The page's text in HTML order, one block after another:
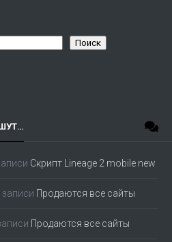
Поиск
Скрипт Lineage 2 mobile new
записи Продаются все сайты
Продаются все сайты